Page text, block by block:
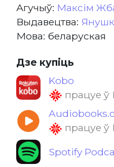
Агучыў: Максім
Выдавецтва:
Мова: беларуская
Дзе купіць
Kobo
працуе ў
працуе ў
Spotify